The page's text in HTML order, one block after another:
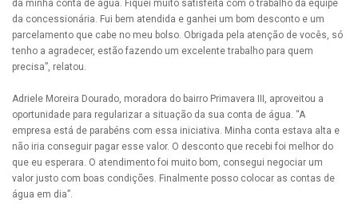
da minha conta de água. Fiquei muito satisfeita com o trabalho da equipe
da concessionária. Fui bem atendida e ganhei um bom desconto e um
parcelamento que cabe no meu bolso. Obrigada pela atenção de vocês, só
tenho a agradecer, estão fazendo um excelente trabalho para quem
precisa”, relatou.
Adriele Moreira Dourado, moradora do bairro Primavera III, aproveitou a
oportunidade para regularizar a situação da sua conta de água. “A
empresa está de parabéns com essa iniciativa. Minha conta estava alta e
não iria conseguir pagar esse valor. O desconto que recebi foi melhor do
que eu esperara. O atendimento foi muito bom, consegui negociar um
valor justo com boas condições. Finalmente posso colocar as contas de
água em dia”.